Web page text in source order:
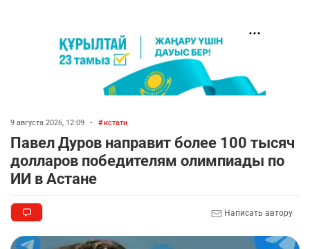
9 августа 2026, 12:09 • кстати
Павел Дуров направит более 100 тысяч
долларов победителям олимпиады по
ИИ в Астане
Написать автору